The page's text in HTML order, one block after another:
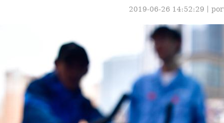
2019-06-26 14:52:29丨